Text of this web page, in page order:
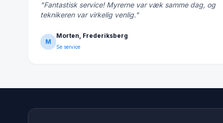
"Fantastisk service! Myrerne var væk samme dag, og
teknikeren var virkelig venlig."
M
Morten, Frederiksberg
Se service